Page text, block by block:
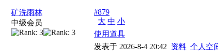
矿洗雨林
中级会员
#879
大 中 小
使用道具
发表于 2026-8-4 20:42 资料 个人空